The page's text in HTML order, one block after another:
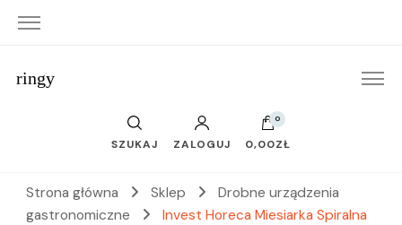
ringy
SZUKAJ ZALOGUJ
0
0,00ZŁ
Strona główna Sklep
Drobne urządzenia
gastronomiczne
Invest Horeca Miesiarka Spiralna